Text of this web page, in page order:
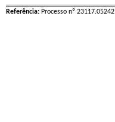
Referência: Processo nº